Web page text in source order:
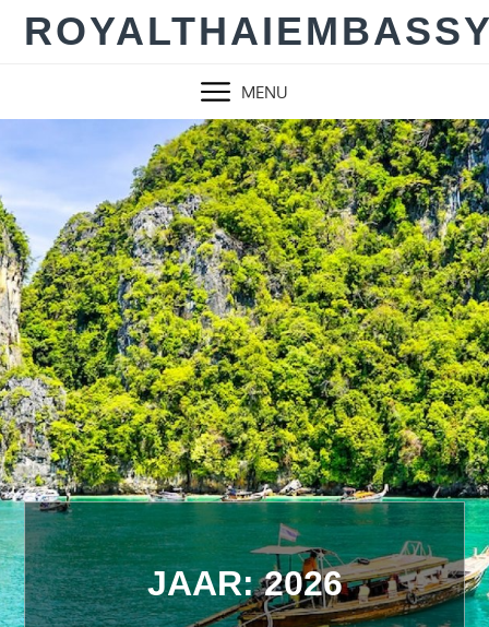
Skip
MENU
JAAR:2026